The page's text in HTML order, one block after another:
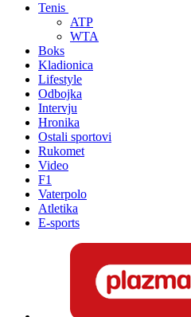
Tenis
ATP
WTA
Boks
Kladionica
Lifestyle
Odbojka
Intervju
Hronika
Ostali sportovi
Rukomet
Video
F1
Vaterpolo
Atletika
E-sports